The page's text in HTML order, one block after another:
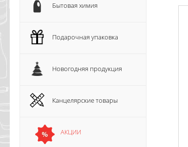
Бытовая химия
Подарочная упаковка
Новогодняя продукция
Канцелярские товары
АКЦИИ